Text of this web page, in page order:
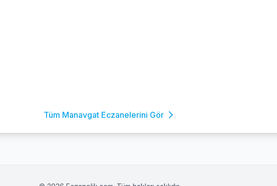
Tüm Manavgat Eczanelerini Gör